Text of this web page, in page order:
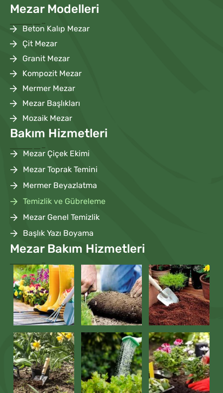
Mezar Modelleri
Beton Kalıp Mezar
Çit Mezar
Granit Mezar
Kompozit Mezar
Mermer Mezar
Mezar Başlıkları
Mozaik Mezar
Bakım Hizmetleri
Mezar Çiçek Ekimi
Mezar Toprak Temini
Mermer Beyazlatma
Temizlik ve Gübreleme
Mezar Genel Temizlik
Başlık Yazı Boyama
Mezar Bakım Hizmetleri